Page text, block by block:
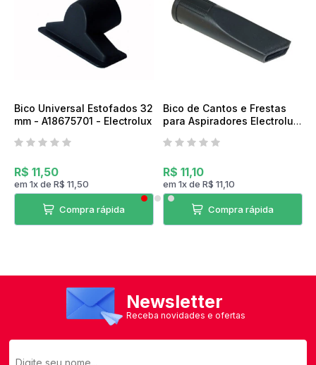
Bico Universal Estofados 32
mm - A18675701 - Electrolux
R$ 11,50
em 1xde R$ 11,50
Compra rápida
Bico de Cantos e Frestas
para Aspiradores Electrolux
R$ 11,10
em 1xde R$ 11,10
Compra rápida
Newsletter
Receba novidades e ofertas